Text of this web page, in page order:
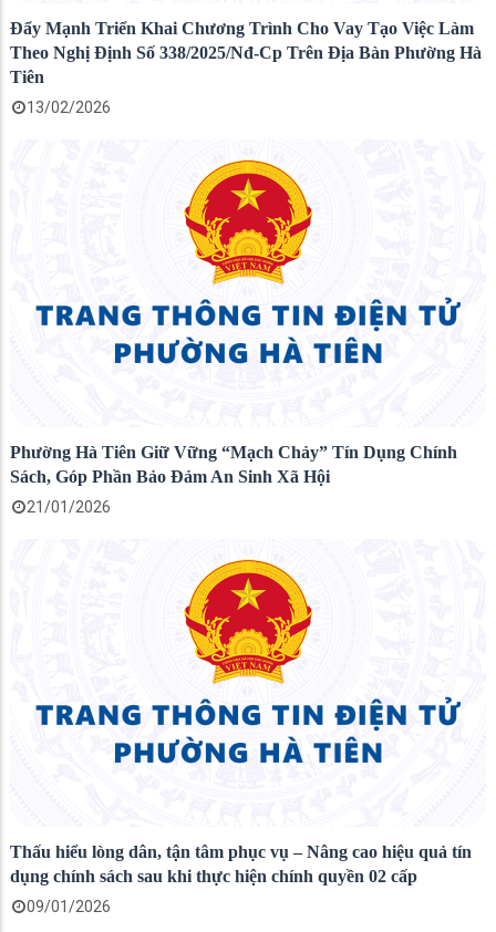
Đẩy Mạnh Triển Khai Chương Trình Cho Vay Tạo Việc Làm
Theo Nghị Định Số 338/2025/Nđ-Cp Trên Địa Bàn Phường Hà
Tiên
13/02/2026
Phường Hà Tiên Giữ Vững “Mạch Chảy” Tín Dụng Chính
Sách, Góp Phần Bảo Đảm An Sinh Xã Hội
21/01/2026
Thấu hiểu lòng dân, tận tâm phục vụ – Nâng cao hiệu quả tín
dụng chính sách sau khi thực hiện chính quyền 02 cấp
09/01/2026